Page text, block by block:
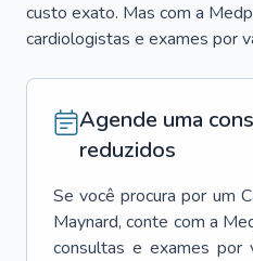
custo exato. Mas com a
cardiologistas e exames por
Agende uma
reduzidos
Se você procura por um
Maynard, conte com a
consultas e exames por